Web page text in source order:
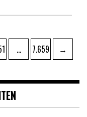
… Pagina
7.659 →